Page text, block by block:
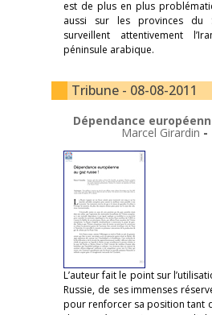
est de plus en plus
aussi sur les provinces du
surveillent attentivement
péninsule arabique.
Tribune - 08-08-2011
Dépendance
Marcel Girardin -
L’auteur fait le point sur
Russie, de ses immenses
pour renforcer sa position tant